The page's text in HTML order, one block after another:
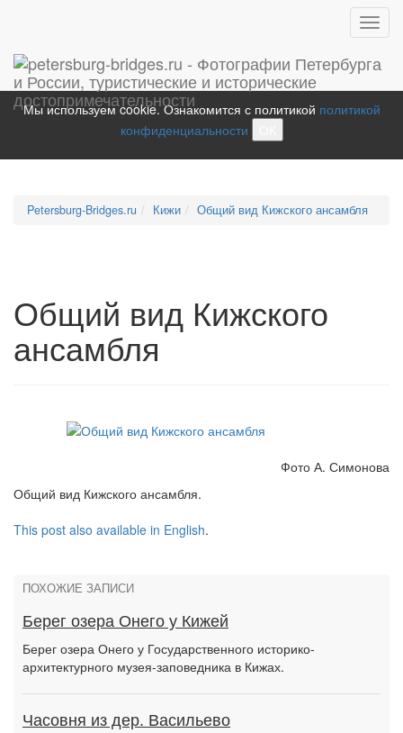
Мы используем cookie. Ознакомится с политикой политикой
конфиденциальности
Petersburg-Bridges.ru Кижи Общий вид Кижского ансамбля
Общий вид Кижского
ансамбля
Фото А. Симонова
Общий вид Кижского ансамбля.
This post also available in English.
ПОХОЖИЕ ЗАПИСИ
Берег озера Онего у Кижей
Берег озера Онего у Государственного историко-
архитектурного музея-заповедника в Кижах.
Часовня из дер. Васильево